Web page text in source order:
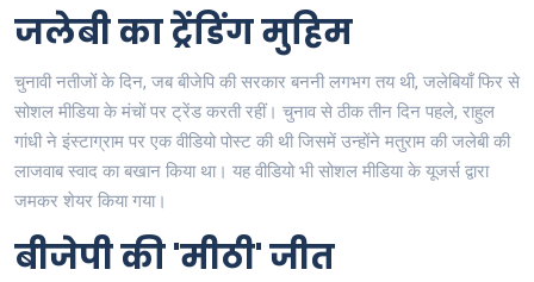
जलेबी का ट्रेंडिंग मुहिम
चुनावी नतीजों के दिन, जब बीजेपि की सरकार बननी लगभग तय थी, जलेबियाँ फिर से
सोशल मीडिया के मंचों पर ट्रेंड करती रहीं। चुनाव से ठीक तीन दिन पहले, राहुल
गांधी ने इंस्टाग्राम पर एक वीडियो पोस्ट की थी जिसमें उन्होंने मतुराम की जलेबी की
लाजवाब स्वाद का बखान किया था। यह वीडियो भी सोशल मीडिया के यूजर्स द्वारा
जमकर शेयर किया गया।
बीजेपी की 'मीठी' जीत